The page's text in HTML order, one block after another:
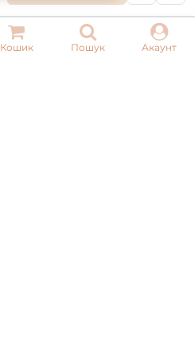
Кошик Пошук Акаунт